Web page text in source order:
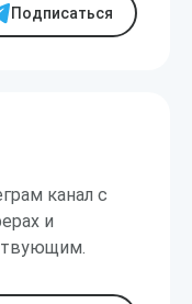
Подписаться
канал с
и